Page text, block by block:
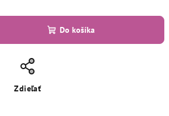
Do košíka
Zdieľať